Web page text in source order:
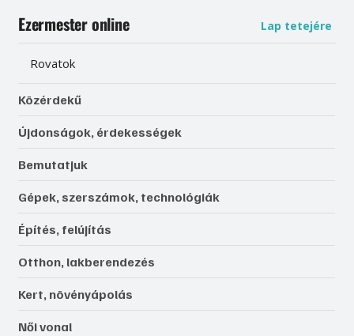
Ezermester online Lap tetejére
Rovatok
Közérdekű
Újdonságok, érdekességek
Bemutatjuk
Gépek, szerszámok, technológiák
Építés, felújítás
Otthon, lakberendezés
Kert, növényápolás
Női vonal